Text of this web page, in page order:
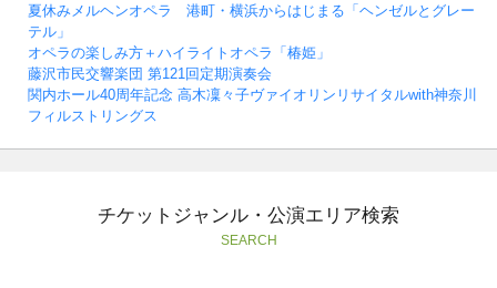
夏休みメルヘンオペラ 港町・横浜からはじまる「ヘンゼルとグレー
テル」
オペラの楽しみ方＋ハイライトオペラ「椿姫」
藤沢市民交響楽団 第121回定期演奏会
関内ホール40周年記念 高木凜々子ヴァイオリンリサイタルwith神奈川
フィルストリングス
チケットジャンル・公演エリア検索
SEARCH